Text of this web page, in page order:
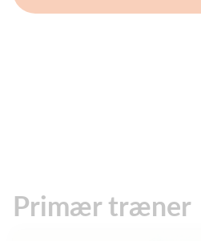
Primær træner